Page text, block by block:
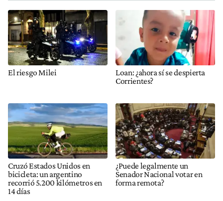
El riesgo Milei
Loan: ¿ahora sí se despierta
Corrientes?
Cruzó Estados Unidos en
bicicleta: un argentino
recorrió 5.200 kilómetros en
14 días
¿Puede legalmente un
Senador Nacional votar en
forma remota?